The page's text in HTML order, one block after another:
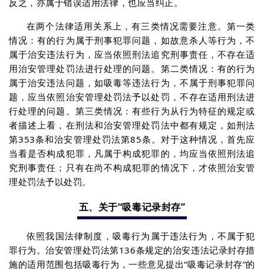
反之，亦属于错误适用法律，也应当纠正。
在两个法律适用关系上，有三类情况需要注意。第一类
情况：有的行为属于刑事犯罪问题，如故意杀人等行为，不
属于治安违法行为，应当依照刑法追究刑事责任，不存在适
用治安管理处罚法进行处理的问题。第二类情况：有的行为
属于治安违法问题，如吸毒等违法行为，不属于刑事犯罪问
题，应当依照治安管理处罚法予以处罚，不存在适用刑法进
行处理的问题。第三类情况：有些行为从行为特征的规定或
者描述上看，在刑法和治安管理处罚法中都有规定，如刑法
第353条和治安管理处罚法第85条。对于这种情况，首先应
当看是否构成犯罪，凡属于构成犯罪的，均应当依照刑法追
究刑事责任；只有在尚不构成犯罪的情况下，才依照治安管
理处罚法予以处罚。
五、关于“吸毒记录封存”
依照我国法律制度，吸毒行为属于违法行为，不属于犯
罪行为。治安管理处罚法第136条规定的治安违法记录封存措
施的适用范围包括吸毒行为，一些意见提出“吸毒记录封存”的